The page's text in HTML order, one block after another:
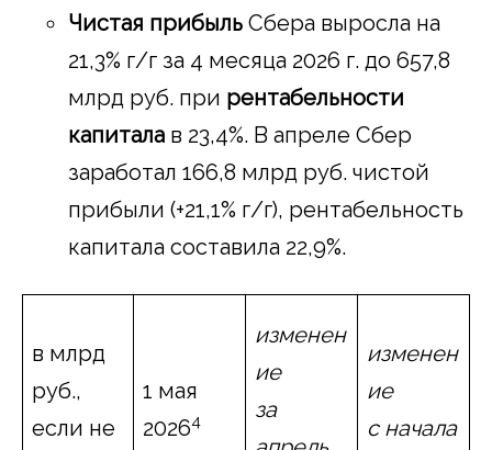
Чистая прибыль Сбера выросла на
21,3% г/г за 4 месяца 2026 г. до 657,8
млрд руб. при рентабельности
капитала в 23,4%. В апреле Сбер
заработал 166,8 млрд руб. чистой
прибыли (+21,1% г/г), рентабельность
капитала составила 22,9%.
в млрд
руб.,
если не
1 мая
20264
изменен
ие
за
изменен
ие
с начала